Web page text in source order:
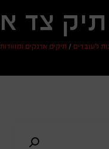
תיק צד
לעובדים / תיקים ארנקים ומזוודות